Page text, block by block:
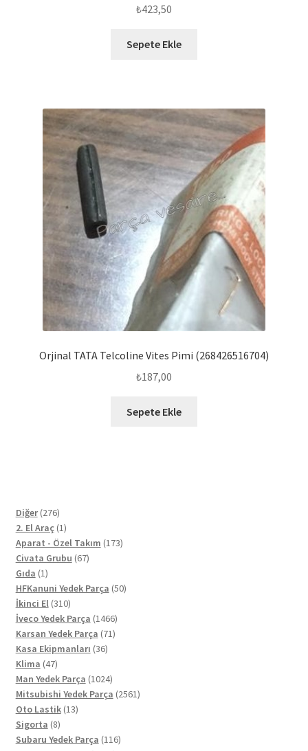
₺423,50
Sepete Ekle
Orjinal TATA Telcoline Vites Pimi (268426516704)
₺187,00
Sepete Ekle
Diğer 276276
ürün
2. El Araç 11
ürün
Aparat - Özel Takım 173173
Civata Grubu 6767
Gıda 11
ürün
HFKanuni Yedek Parça 5050
İkinci El 310310
ürün
İveco Yedek Parça 14661466
ürün
Karsan Yedek Parça 7171
Kasa Ekipmanları 3636
Klima 4747
ürün
Man Yedek Parça 10241024
ürün
Mitsubishi Yedek Parça 25612561
Oto Lastik 1313
Sigorta 88
ürün
Subaru Yedek Parça 116116